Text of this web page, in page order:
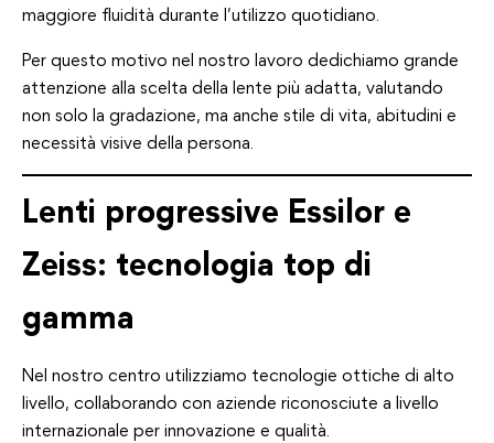
maggiore fluidità durante l’utilizzo quotidiano.
Per questo motivo nel nostro lavoro dedichiamo grande
attenzione alla scelta della lente più adatta, valutando
non solo la gradazione, ma anche stile di vita, abitudini e
necessità visive della persona.
Lenti progressive Essilor e
Zeiss: tecnologia top di
gamma
Nel nostro centro utilizziamo tecnologie ottiche di alto
livello, collaborando con aziende riconosciute a livello
internazionale per innovazione e qualità.